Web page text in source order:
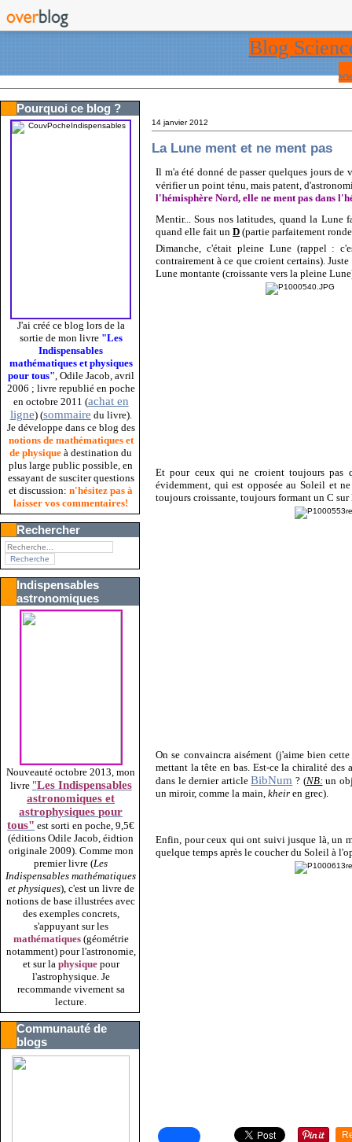
Blog
Pourquoi ce blog ?
J'ai créé ce blog lors de la
sortie de mon livre "Les
Indispensables
mathématiques et physiques
pour tous", Odile Jacob, avril
2006 ; livre republié en poche
en octobre 2011 (achat en
ligne) (sommaire du livre).
Je développe dans ce blog des
notions de mathématiques et
de physique à destination du
plus large public possible, en
essayant de susciter questions
et discussion: n'hésitez pas à
laisser vos commentaires!
Rechercher
Indispensables
astronomiques
Nouveauté octobre 2013, mon
livre "Les Indispensables
astronomiques et
astrophysiques pour
tous" est sorti en poche, 9,5€
(éditions Odile Jacob, éidtion
originale 2009). Comme mon
premier livre (Les
Indispensables mathématiques
et physiques), c'est un livre de
notions de base illustrées avec
des exemples concrets,
s'appuyant sur les
mathématiques(géométrie
notamment) pour l'astronomie,
et sur la physiquepour
l'astrophysique. Je
recommande vivement sa
lecture.
Communauté de
blogs
14 janvier 2012
La Lune ment et ne ment pas
Il m'a été donné de passer quelques jours de
vérifier un point ténu, mais patent,
l'hémisphère Nord, elle ne ment pas dans
Mentir... Sous nos latitudes, quand la Lune
quand elle fait unD (partie parfaitement
Dimanche, c'était pleine Lune (rappel :
contrairement à ce que croient certains).
Lune montante (croissante vers la pleine
Et pour ceux qui ne croient toujours pas
évidemment, qui est opposée au Soleil et
toujours croissante, toujours formant un C sur
On se convaincra aisément (j'aime bien
mettant la tête en bas. Est-ce la chiralité
dans le dernier articleBibNum ? (NB:un
un miroir, comme la main,kheir en grec).
Enfin, pour ceux qui ont suivi jusque là, un
quelque temps après le coucher du Soleil à